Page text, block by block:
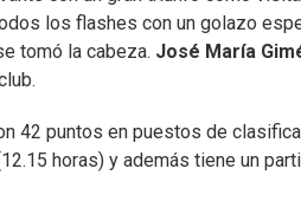
los flashes con un golazo
tomó la cabeza. José María
42 puntos en puestos de
horas) y además tiene un